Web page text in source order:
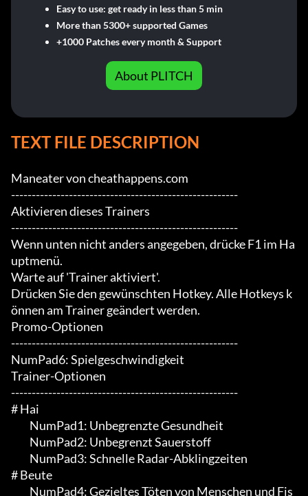
Easy to use: get ready in less than 5 min
More than 5300+ supported Games
+1000 Patches every month & Support
About PLITCH
TEXT FILE DESCRIPTION
Maneater von cheathappens.com
-------------------------------------------------------
Aktivieren dieses Trainers
-------------------------------------------------------
Wenn unten nicht anders angegeben, drücke F1 im Ha
uptmenü.
Warte auf 'Trainer aktiviert'.
Drücken Sie den gewünschten Hotkey. Alle Hotkeys k
önnen am Trainer geändert werden.
Promo-Optionen
-------------------------------------------------------
NumPad6: Spielgeschwindigkeit
Trainer-Optionen
-------------------------------------------------------
# Hai
# Beute